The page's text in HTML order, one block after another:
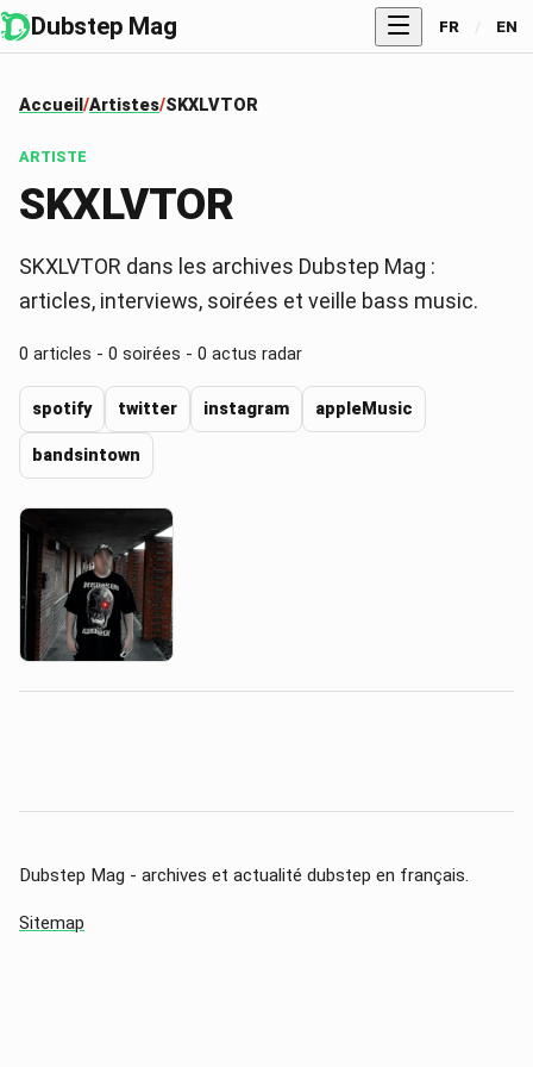
Dubstep Mag FR / EN
Accueil Artistes SKXLVTOR
ARTISTE
SKXLVTOR
SKXLVTOR dans les archives Dubstep Mag :
articles, interviews, soirées et veille bass music.
0 articles - 0 soirées - 0 actus radar
spotify twitter instagram appleMusic
bandsintown
Dubstep Mag - archives et actualité dubstep en français.
Sitemap